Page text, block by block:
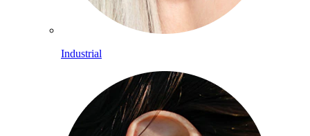
Industrial